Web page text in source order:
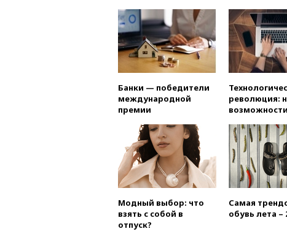
Банки — победители
международной
премии
революция:
возможности
Модный выбор: что
взять с собой в
отпуск?
Самая
обувь лета –